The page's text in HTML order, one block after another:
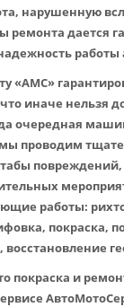
нарушенную
ремонта дается
работы
«АМС»
иначе нельзя
очередная
проводим
повреждений,
работы:
покраска,
покраска и